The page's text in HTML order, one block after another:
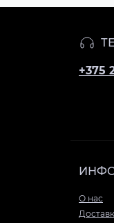
+375
О нас